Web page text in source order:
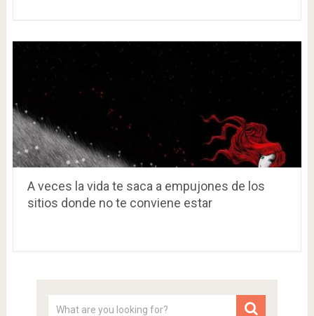
A veces la vida te saca a empujones de los
sitios donde no te conviene estar